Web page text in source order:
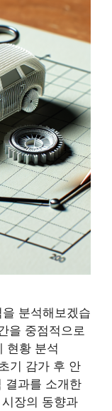
분석해보겠습
을 중점적으로
현황 분석
기 감가 후 안
결과를 소개한
장의 동향과